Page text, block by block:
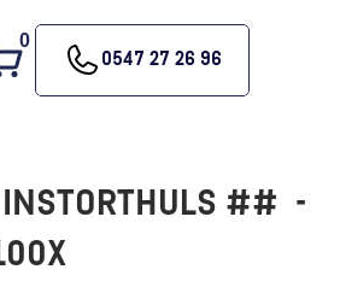
0
0547 27 26 96
##  -